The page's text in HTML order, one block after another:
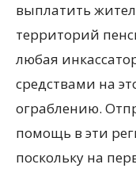
выплатить
территорий
любая
средствами на
ограблению.
помощь в эти
поскольку на